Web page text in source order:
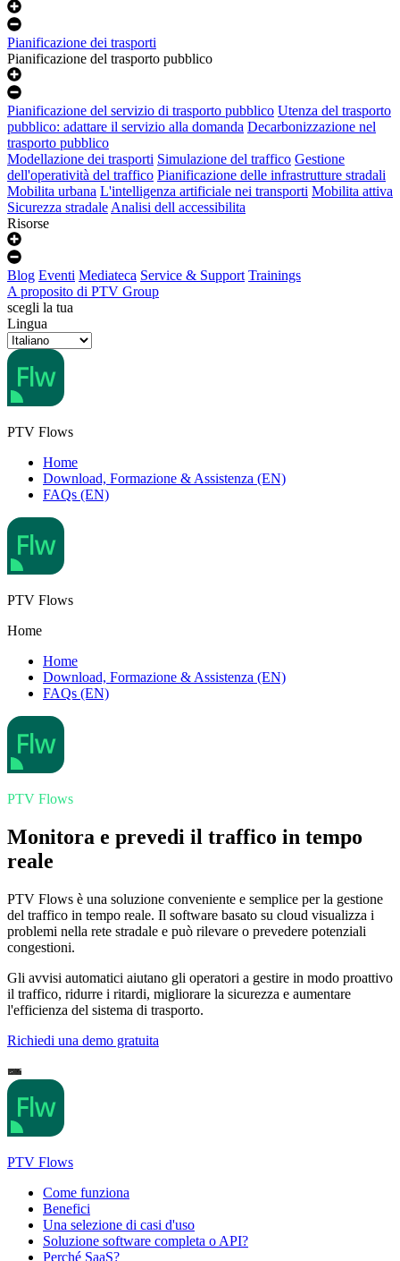
Pianificazione dei trasporti
Pianificazione del trasporto pubblico
Pianificazione del servizio di trasporto pubblico Utenza del trasporto
pubblico: adattare il servizio alla domanda Decarbonizzazione nel
trasporto pubblico
Modellazione dei trasporti Simulazione del traffico Gestione
dell'operatività del traffico Pianificazione delle infrastrutture stradali
Mobilita urbana L'intelligenza artificiale nei transporti Mobilita attiva
Sicurezza stradaleAnalisi dell accessibilita
Risorse
Blog Eventi Mediateca Service & Support Trainings
A proposito di PTV Group
scegli la tua
Lingua
PTV Flows
Home
Download, Formazione & Assistenza (EN)
FAQs (EN)
PTV Flows
Home
Home
Download, Formazione & Assistenza (EN)
FAQs (EN)
PTV Flows
Monitora e prevedi il traffico in tempo
reale
PTV Flows è una soluzione conveniente e semplice per la gestione
del traffico in tempo reale. Il software basato su cloud visualizza i
problemi nella rete stradale e può rilevare o prevedere potenziali
congestioni.
Gli avvisi automatici aiutano gli operatori a gestire in modo proattivo
il traffico, ridurre i ritardi, migliorare la sicurezza e aumentare
l'efficienza del sistema di trasporto.
Richiedi una demo gratuita
PTV Flows
Come funziona
Benefici
Una selezione di casi d'uso
Soluzione software completa o API?
Perché SaaS?